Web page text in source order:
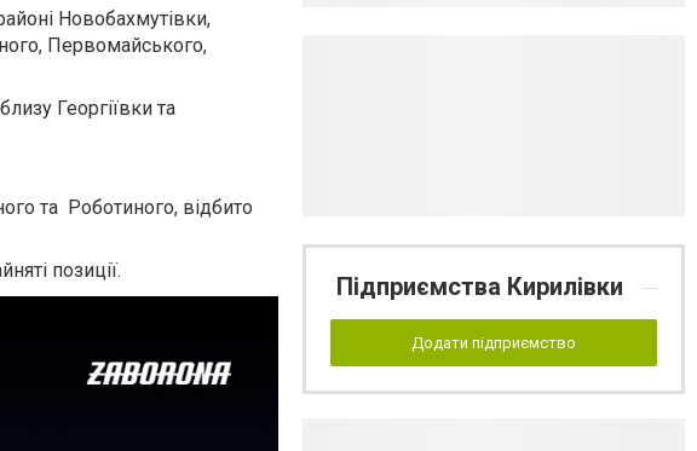
Новобахмутівки,
Первомайського,
Георгіївки та
та Роботиного, відбито
позиції.
Підприємства Кирилівки
Додати підприємство